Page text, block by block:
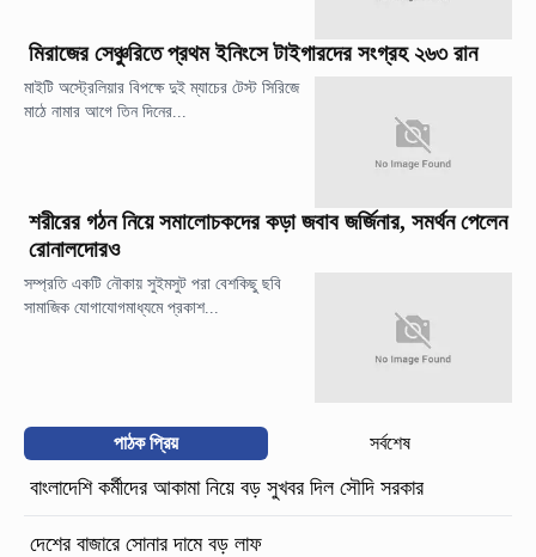
মিরাজের সেঞ্চুরিতে প্রথম ইনিংসে টাইগারদের সংগ্রহ ২৬৩ রান
মাইটি অস্ট্রেলিয়ার বিপক্ষে দুই ম্যাচের টেস্ট সিরিজে
মাঠে নামার আগে তিন দিনের...
শরীরের গঠন নিয়ে সমালোচকদের কড়া জবাব জর্জিনার, সমর্থন পেলেন
রোনালদোরও
সম্প্রতি একটি নৌকায় সুইমসুট পরা বেশকিছু ছবি
সামাজিক যোগাযোগমাধ্যমে প্রকাশ...
পাঠক প্রিয় সর্বশেষ
বাংলাদেশি কর্মীদের আকামা নিয়ে বড় সুখবর দিল সৌদি সরকার
দেশের বাজারে সোনার দামে বড় লাফ